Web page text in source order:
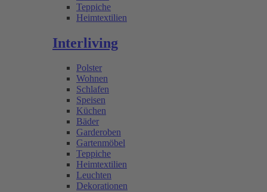
Teppiche
Heimtextilien
Interliving
Polster
Wohnen
Schlafen
Speisen
Küchen
Bäder
Garderoben
Gartenmöbel
Teppiche
Heimtextilien
Leuchten
Dekorationen